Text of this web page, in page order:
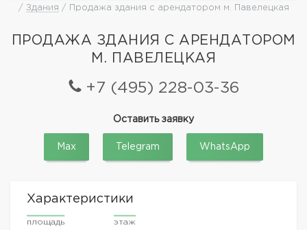
/ Здания / Продажа здания с арендатором м. Павелецкая
ПРОДАЖА ЗДАНИЯ С АРЕНДАТОРОМ
М. ПАВЕЛЕЦКАЯ
+7 (495) 228-03-36
Оставить заявку
Max Telegram WhatsApp
Характеристики
площадь этаж